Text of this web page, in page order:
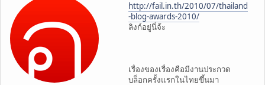
http://fail.in.th/2010/07/thailand
-blog-awards-2010/
ลิงก์อยู่นี่จ้ะ
เรื่องของเรื่องคือมีงานประกวด
บล็อกครั้งแรกในไทยขึ้นมา